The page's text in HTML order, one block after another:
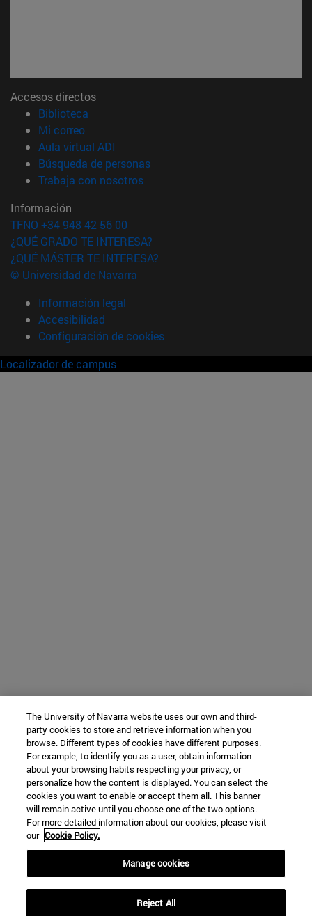
Accesos directos
Biblioteca
Mi correo(abre en nueva ventana)
Aula virtual ADI
Búsqueda de personas(abre en nueva ventana)
Trabaja con nosotros(abre en nueva ventana)
Información
TFNO +34 948 42 56 00
¿QUÉ GRADO TE INTERESA?
¿QUÉ MÁSTER TE INTERESA?
© Universidad de Navarra
Información legal
Accesibilidad
Configuración de cookies
Localizador de campus
The University of Navarra website uses our own and third-
party cookies to store and retrieve information when you
browse. Different types of cookies have different purposes.
For example, to identify you as a user, obtain information
about your browsing habits respecting your privacy, or
personalize how the content is displayed. You can select the
cookies you want to enable or accept them all. This banner
will remain active until you choose one of the two options.
For more detailed information about our cookies, please visit
our Cookie Policy.
Manage cookies
Reject All